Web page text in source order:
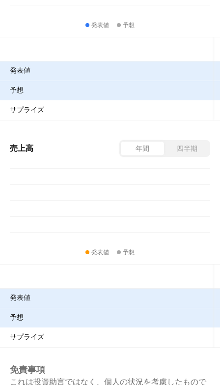
発表値 予想
発表値
予想
サプライズ
売上高 年間 四半期
発表値 予想
発表値
予想
サプライズ
免責事項
これは投資助言ではなく、個人の状況を考慮したもので